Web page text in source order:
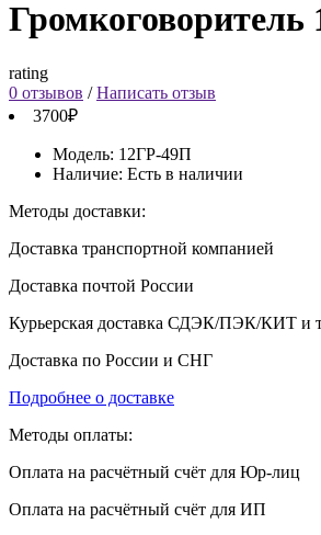
rating
0 отзывов /Написать отзыв
3700₽
Модель: 12ГР-49П
Наличие: Есть в наличии
Методы доставки:
Доставка транспортной компанией
Доставка почтой России
Курьерская доставка СДЭК/ПЭК/КИТ и
Доставка по России и СНГ
Подробнее о доставке
Методы оплаты:
Оплата на расчётный счёт для Юр-лиц
Оплата на расчётный счёт для ИП